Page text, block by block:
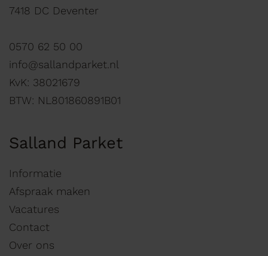
7418 DC Deventer
0570 62 50 00
info@sallandparket.nl
KvK: 38021679
BTW: NL801860891B01
Salland Parket
Informatie
Afspraak maken
Vacatures
Contact
Over ons